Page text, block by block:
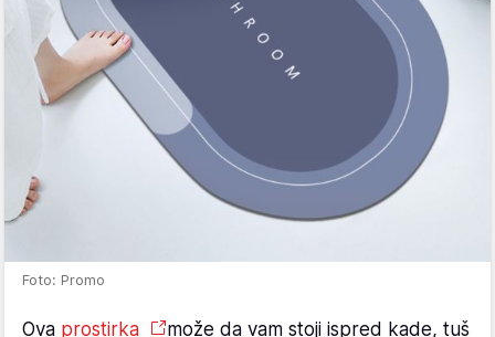
Foto: Promo
Ova prostirka
može da vam stoji ispred kade, tuš